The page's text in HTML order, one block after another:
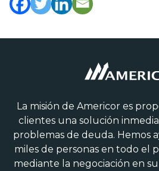
La misión de Americor es
clientes una solución
problemas de deuda. Hemos
miles de personas en todo el
mediante la negociación en